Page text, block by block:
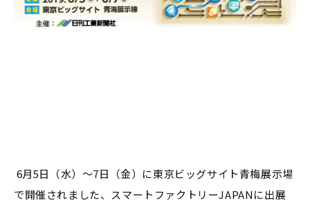
6月5日（水）～7日（金）に東京ビッグサイト青梅展示場
で開催されました、スマートファクトリーJAPANに出展